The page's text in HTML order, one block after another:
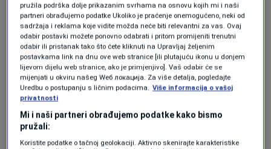
"Voz Ćiro je ovuda saobraćao do 1978. godine i
ovo je trasa koja je povezivala Sarajevo preko
Pala i Prače do Višegrada. Tako da, onaj ko
dođe da vozi ovdje biciklo, može čuti i neku
priču o historiji, a ne samo da uživa u prirodi"
pojasnio je Stefan Stajčić, direktor Turističke
organizacije Istočno Sarajevo.
pružila podrška dolje prikazanim svrhama na osnovu kojih mi i naši
partneri obrađujemo podatke Ukoliko je praćenje onemogućeno, neki od
sadržaja i reklama koje vidite možda neće biti relevantni za vas. Ovaj
odabir postavki možete ponovno odabrati i pritom promijeniti trenutni
odabir ili pristanak tako što ćete kliknuti na Upravljaj željenim
postavkama link na dnu ove web stranice [ili plutajuću ikonu u donjem
lijevom dijelu web stranice, ako je primjenjivo]. Vaš odabir će se
mijenjati u okviru našeg Wеб локација. Za više detalja, pogledajte
Uredbu o postupanju s ličnim podacima. Više informacija o vašoj
privatnosti
Mi i naši partneri obrađujemo podatke kako bismo
pružali:
Koristite podatke o tačnoj geolokaciji. Aktivno skenirajte karakteristike